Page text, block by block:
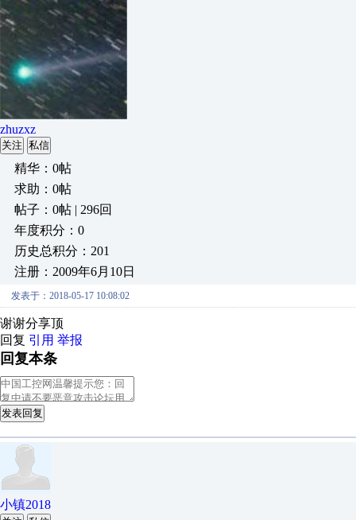
zhuzxz
关注 私信
精华：0帖
求助：0帖
帖子：0帖 | 296回
年度积分：0
历史总积分：201
注册：2009年6月10日
发表于：2018-05-17 10:08:02
谢谢分享顶
回复 引用 举报
回复本条
发表回复
小镇2018